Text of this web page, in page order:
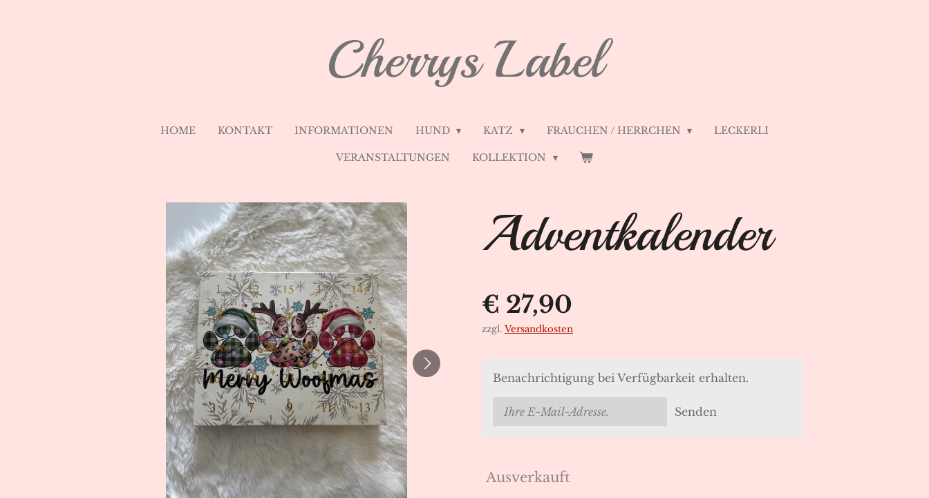
Cherrys Label
HOME KONTAKT INFORMATIONEN HUND KATZ FRAUCHEN / HERRCHEN LECKERLI
VERANSTALTUNGEN KOLLEKTION
Adventkalender
€ 27,90
zzgl. Versandkosten
Benachrichtigung bei Verfügbarkeit erhalten.
Senden
Ausverkauft